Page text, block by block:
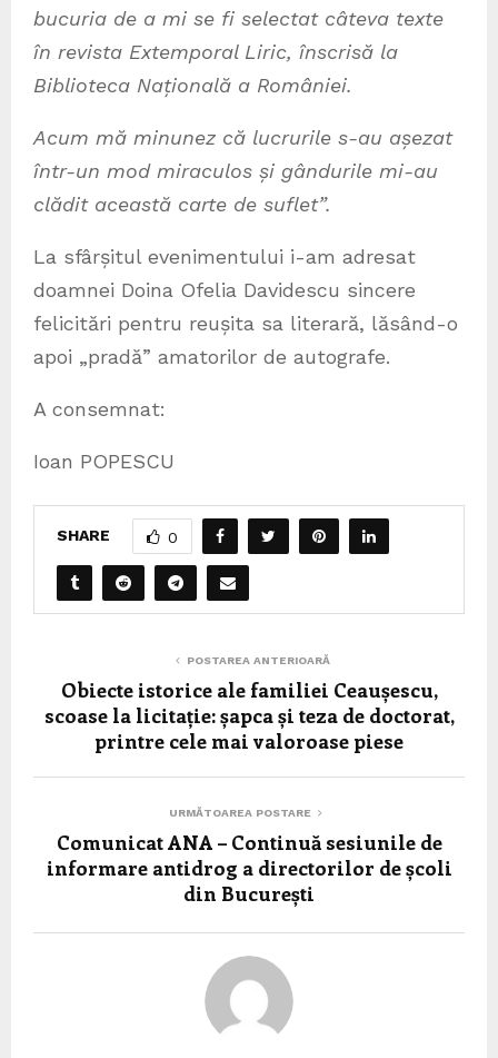
bucuria de a mi se fi selectat câteva texte
în revista Extemporal Liric, înscrisă la
Biblioteca Națională a României.
Acum mă minunez că lucrurile s-au așezat
într-un mod miraculos și gândurile mi-au
clădit această carte de suflet”.
La sfârșitul evenimentului i-am adresat
doamnei Doina Ofelia Davidescu sincere
felicitări pentru reușita sa literară, lăsând-o
apoi „pradă” amatorilor de autografe.
A consemnat:
Ioan POPESCU
SHARE 0
POSTAREA ANTERIOARĂ
Obiecte istorice ale familiei Ceaușescu,
scoase la licitație: șapca și teza de doctorat,
printre cele mai valoroase piese
URMĂTOAREA POSTARE
Comunicat ANA – Continuă sesiunile de
informare antidrog a directorilor de școli
din București